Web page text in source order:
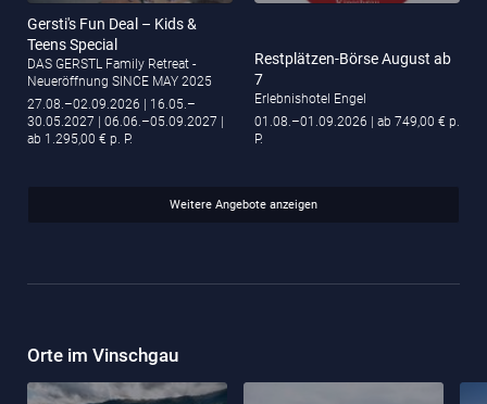
Gersti's Fun Deal – Kids &
Teens Special
DAS GERSTL Family Retreat -
Neueröffnung SINCE MAY 2025
27.08.–02.09.2026
| 16.05.–
30.05.2027
| 06.06.–05.09.2027
ab 1.295,00 € p. P.
Restplätzen-Börse August ab
7
Erlebnishotel Engel
01.08.–01.09.2026
| ab 749,00 € p.
P.
Weitere Angebote anzeigen
Orte im Vinschgau